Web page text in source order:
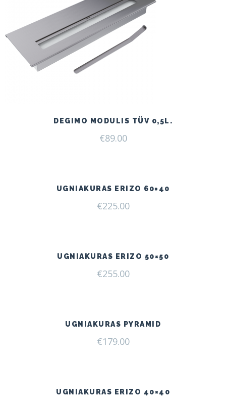
DEGIMO MODULIS TÜV 0,5L.
€89.00
UGNIAKURAS ERIZO 60×40
€225.00
UGNIAKURAS ERIZO 50×50
€255.00
UGNIAKURAS PYRAMID
€179.00
UGNIAKURAS ERIZO 40×40